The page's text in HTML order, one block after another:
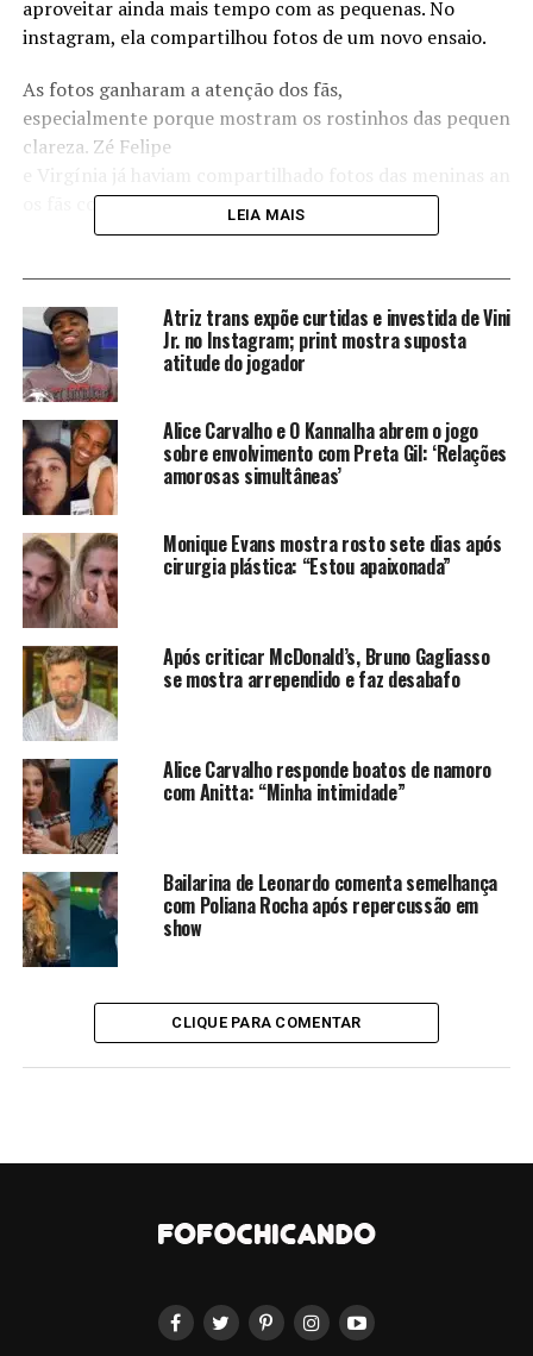
aproveitar ainda mais tempo com as pequenas. No
instagram, ela compartilhou fotos de um novo ensaio.
As fotos ganharam a atenção dos fãs,
especialmente porque mostram os rostinhos das
clareza. Zé Felipe
os fãs comemoraram.
Ver essa foto no Instagram
Maria Alice
e Maria Flor tem menos de dois anos de diferença e
foram planejadas. O casal sempre foi
aberto sobre o desejo de ter filhos e sempre falou
sobre o desejo de ter mais de um herdeiro, acabaram
tendo duas meninas de cara.
Zé Felipe e Virgínia não falaram
ainda se pretendem ter mais filhos ou
se pretendem curtir o momento antes de pensar na
jovens e encantam com fotos da família
reunida nas redes sociais.
Poliana Rocha
vivendo treta com João
Poliana Rocha é esposa de Leonardo e recentemente
LEIA MAIS
Atriz trans expõe curtidas e investida de Vini
Jr. no Instagram; print mostra suposta
atitude do jogador
Alice Carvalho e O Kannalha abrem o jogo
sobre envolvimento com Preta Gil: ‘Relações
amorosas simultâneas’
Monique Evans mostra rosto sete dias após
cirurgia plástica: “Estou apaixonada”
Após criticar McDonald’s, Bruno Gagliasso
se mostra arrependido e faz desabafo
Alice Carvalho responde boatos de namoro
com Anitta: “Minha intimidade”
Bailarina de Leonardo comenta semelhança
com Poliana Rocha após repercussão em
show
CLIQUE PARA COMENTAR